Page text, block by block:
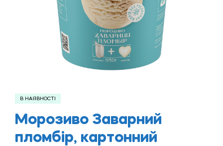
В НАЯВНОСТІ
Морозиво Заварний
пломбір, картонний